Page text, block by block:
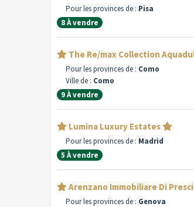
Pour les provinces de : Pisa
8 À vendre
The Re/max Collection
Pour les provinces de : Como
Ville de : Como
9 À vendre
Lumina Luxury Estates
Pour les provinces de : Madrid
5 À vendre
Arenzano Immobiliare Di Presci
Pour les provinces de : Genova